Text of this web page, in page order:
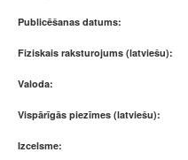
Publicēšanas datums:
Fiziskais raksturojums (latviešu):
Valoda:
Vispārīgās piezīmes (latviešu):
Izcelsme: